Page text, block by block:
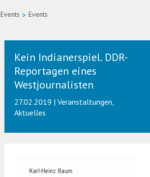
Events > Events
Kein Indianerspiel. DDR-
Reportagen eines
Westjournalisten
27.02.2019 | Veranstaltungen,
Aktuelles